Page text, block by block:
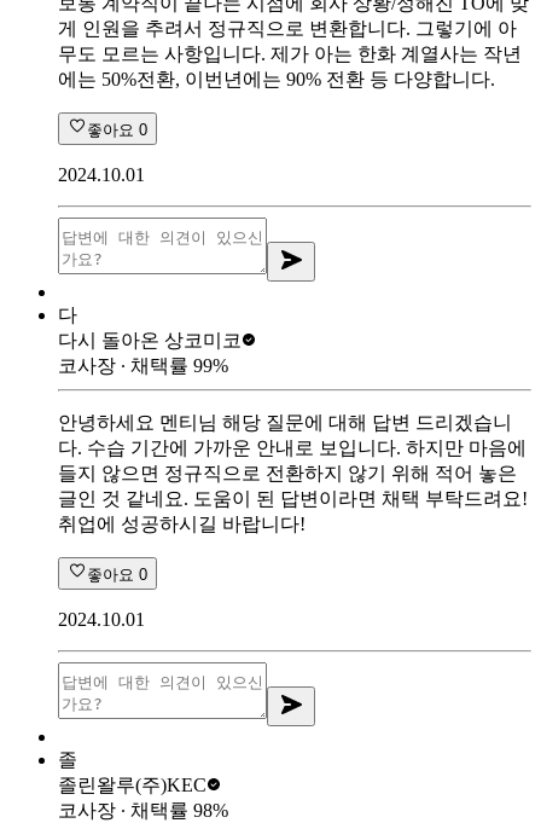
게 인원을 추려서 정규직으로 변환합니다. 그렇기에 아
무도 모르는 사항입니다. 제가 아는 한화 계열사는 작년
에는 50%전환, 이번년에는 90% 전환 등 다양합니다.
좋아요 0
2024.10.01
다
다시 돌아온 상코미코
코사장 ∙ 채택률 99%
안녕하세요 멘티님 해당 질문에 대해 답변 드리겠습니
다. 수습 기간에 가까운 안내로 보입니다. 하지만 마음에
들지 않으면 정규직으로 전환하지 않기 위해 적어 놓은
글인 것 같네요. 도움이 된 답변이라면 채택 부탁드려요!
취업에 성공하시길 바랍니다!
좋아요 0
2024.10.01
졸
졸린왈루(주)KEC
코사장 ∙ 채택률 98%